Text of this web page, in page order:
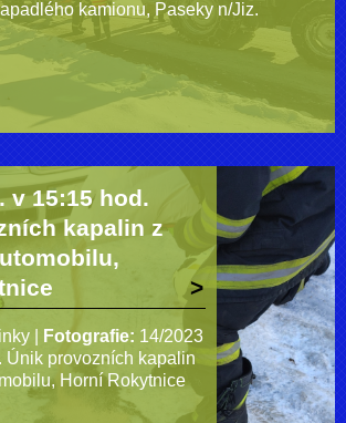
kamionu, Paseky n/Jiz.
v 15:15 hod.
kapalin z
Fotografie: 14/2023
Únik provozních kapalin
Horní Rokytnice